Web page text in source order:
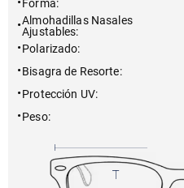
Forma:
Almohadillas Nasales
Ajustables:
Polarizado:
Bisagra de Resorte:
Protección UV:
Peso: